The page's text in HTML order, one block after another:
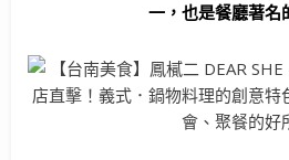
一，也是餐廳著名